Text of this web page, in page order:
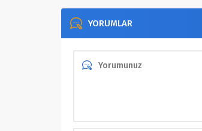
YORUMLAR